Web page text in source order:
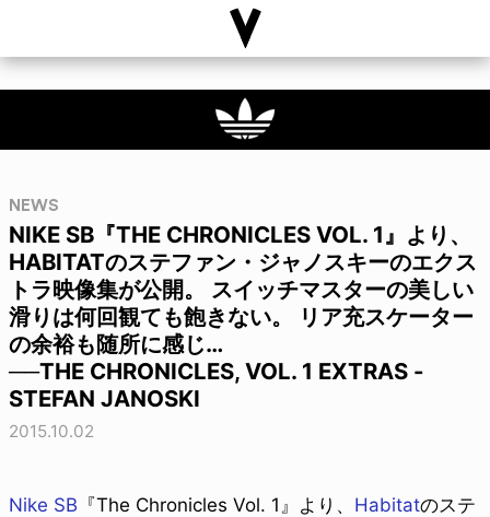
NEWS
NIKE SB『THE CHRONICLES VOL. 1』より、
HABITATのステファン・ジャノスキーのエクス
トラ映像集が公開。 スイッチマスターの美しい
滑りは何回観ても飽きない。 リア充スケーター
の余裕も随所に感じ…
──THE CHRONICLES, VOL. 1 EXTRAS -
STEFAN JANOSKI
2015.10.02
Nike SB 『The Chronicles Vol. 1』より、 Habitatのステ